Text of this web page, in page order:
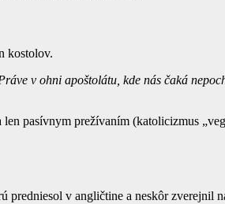
kostolov.
v ohni apoštolátu, kde nás čaká
pasívnym prežívaním (katolicizmus
predniesol v angličtine a neskôr zverejnil